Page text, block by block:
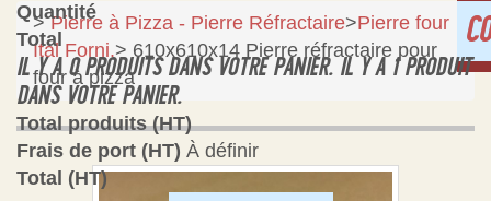
Quantité
Total
IL Y A0PRODUITS DANS VOTRE PANIER. IL Y A 1 PRODUIT
DANS VOTRE PANIER.
Total produits (HT)
Frais de port (HT) À définir
Total (HT)
> Pierre à Pizza - Pierre Réfractaire>Pierre four
Ital Forni.> 610x610x14 Pierre réfractaire pour
four à pizza